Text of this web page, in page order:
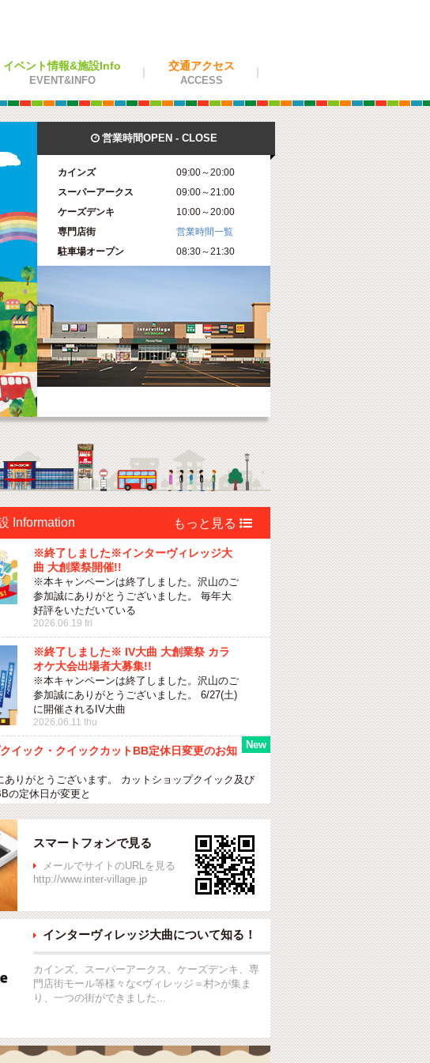
イベント情報&施設Info
EVENT&INFO
交通アクセス
ACCESS
 営業時間OPEN - CLOSE
カインズ
09:00～20:00
スーパーアークス
09:00～21:00
ケーズデンキ
10:00～20:00
専門店街
営業時間一覧
駐車場オープン
08:30～21:30
Information 
※終了しました※インターヴィレッジ大
曲 大創業祭開催!!
※本キャンペーンは終了しました。沢山のご
参加誠にありがとうございました。 毎年大
好評をいただいている
2026.06.19 fri
※終了しました※ IV大曲 大創業祭 カラ
オケ大会出場者大募集!!
※本キャンペーンは終了しました。沢山のご
参加誠にありがとうございました。 6/27(土)
に開催されるIV大曲
2026.06.11 thu
イック・クイックカットBB定休日変更のお知
ありがとうございます。 カットショップクイック及び
の定休日が変更と
スマートフォンで見る

メールでサイトのURLを見る
http://www.inter-village.jp
 インターヴィレッジ大曲について知る！
カインズ、スーパーアークス、ケーズデンキ、専
門店街モール等様々な<ヴィレッジ＝村>が集ま
り、一つの街ができました...